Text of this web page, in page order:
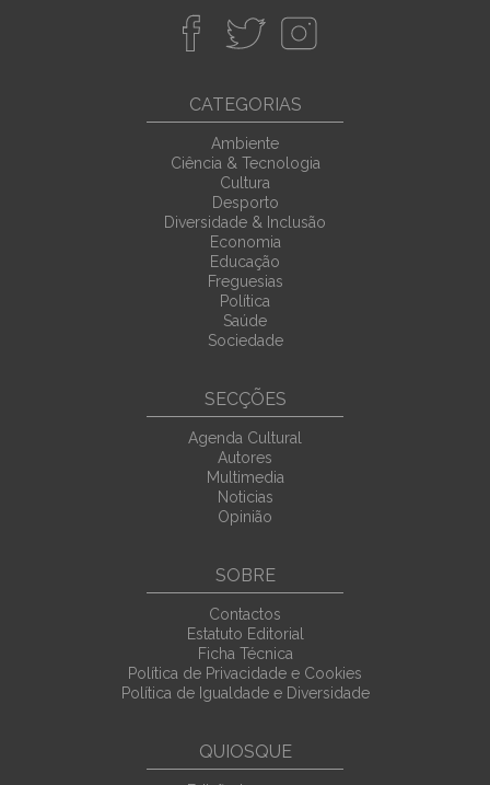
CATEGORIAS
Ambiente
Ciência & Tecnologia
Cultura
Desporto
Diversidade & Inclusão
Economia
Educação
Freguesias
Política
Saúde
Sociedade
SECÇÕES
Agenda Cultural
Autores
Multimedia
Noticias
Opinião
SOBRE
Contactos
Estatuto Editorial
Ficha Técnica
Política de Privacidade e Cookies
Política de Igualdade e Diversidade
QUIOSQUE